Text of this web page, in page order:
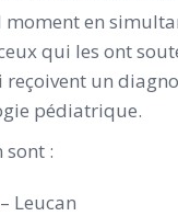
en
qui les ont
un
pédiatrique.
sont :
Leucan